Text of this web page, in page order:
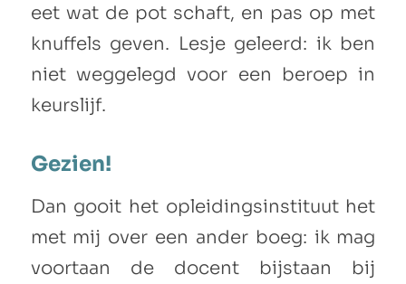
eet wat de pot schaft, en pas op met
knuffels geven. Lesje geleerd: ik ben
niet weggelegd voor een beroep in
keurslijf.
Gezien!
Dan gooit het opleidingsinstituut het
met mij over een ander boeg: ik mag
voortaan de docent bijstaan bij